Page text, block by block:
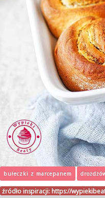
bułeczki z marcepanem
źródło inspiracji: https://